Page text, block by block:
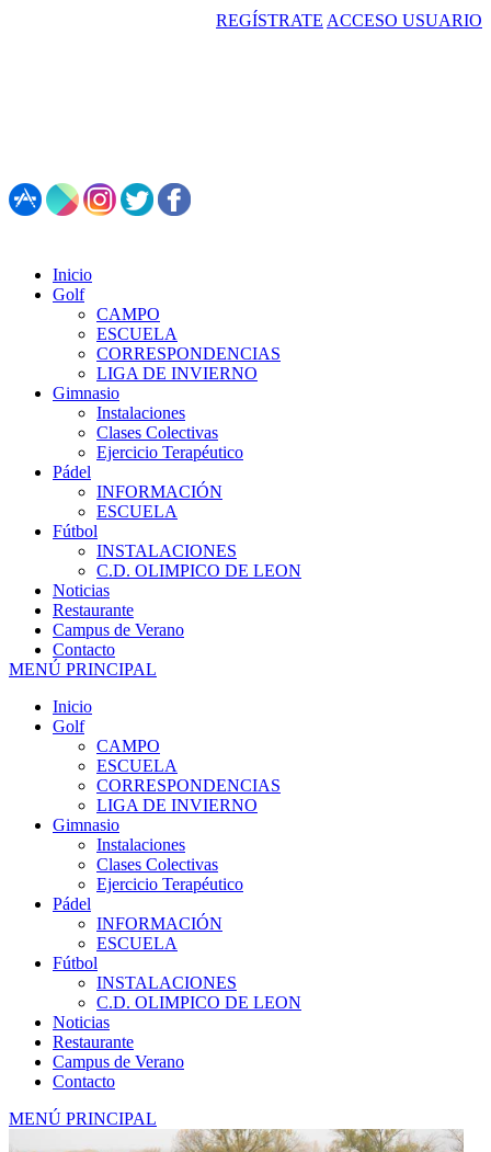
REGÍSTRATE ACCESO USUARIO
Inicio
Golf
CAMPO
ESCUELA
CORRESPONDENCIAS
LIGA DE INVIERNO
Gimnasio
Instalaciones
Clases Colectivas
Ejercicio Terapéutico
Pádel
INFORMACIÓN
ESCUELA
Fútbol
INSTALACIONES
C.D. OLIMPICO DE LEON
Noticias
Restaurante
Campus de Verano
Contacto
MENÚ PRINCIPAL
Inicio
Golf
CAMPO
ESCUELA
CORRESPONDENCIAS
LIGA DE INVIERNO
Gimnasio
Instalaciones
Clases Colectivas
Ejercicio Terapéutico
Pádel
INFORMACIÓN
ESCUELA
Fútbol
INSTALACIONES
C.D. OLIMPICO DE LEON
Noticias
Restaurante
Campus de Verano
Contacto
MENÚ PRINCIPAL